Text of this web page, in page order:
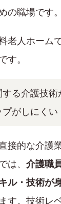
の職場です。
老人ホーム
す。
る介護技術
がしにくい
接的な介護
は、 介護職
ル・技術が
す。技術レ